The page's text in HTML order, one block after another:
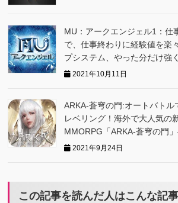
MU：アークエンジェル1：仕
で、仕事終わりに経験値を楽
プシステム、やった分だけ強
2021年10月11日
ARKA‐蒼穹の門:オートバト
レベリング！海外で大人気の
MMORPG「ARKA‐蒼穹の門
2021年9月24日
この記事を読んだ人はこんな記